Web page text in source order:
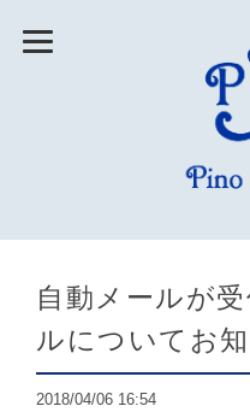
自動メールが
ルについてお
2018/04/06 16:54